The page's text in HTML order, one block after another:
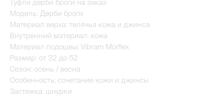
Туфли дерби броги на заказ
Модель: Дерби броги
Материал верха: телячья кожа и джинса
Внутренний материал: кожа
Материал подошвы: Vibram Morflex
Размер: от 32 до 52
Сезон: осень / весна
Особенность: сочетание кожи и джинсы
Застежка: шнурки